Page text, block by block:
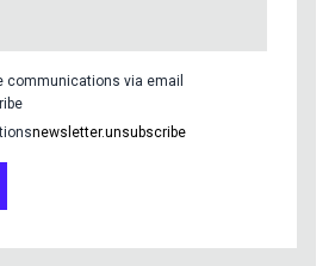
communications via email
newsletter.unsubscribe